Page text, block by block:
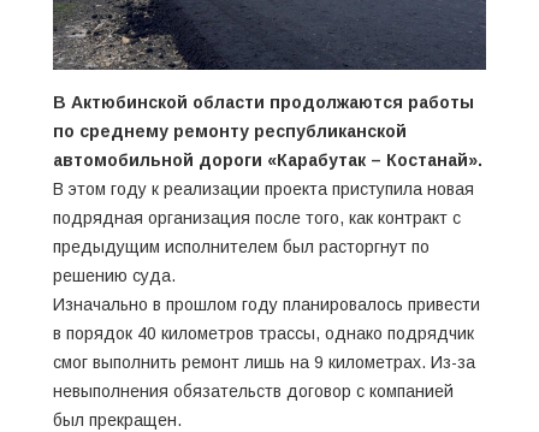
В Актюбинской области продолжаются работы
по среднему ремонту республиканской
автомобильной дороги «Карабутак – Костанай».
В этом году к реализации проекта приступила новая
подрядная организация после того, как контракт с
предыдущим исполнителем был расторгнут по
решению суда.
Изначально в прошлом году планировалось привести
в порядок 40 километров трассы, однако подрядчик
смог выполнить ремонт лишь на 9 километрах. Из-за
невыполнения обязательств договор с компанией
был прекращен.